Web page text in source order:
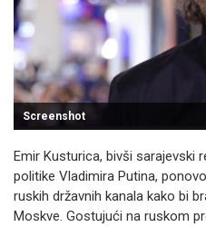
Screenshot
Emir Kusturica, bivši sarajevski
politike Vladimira Putina,
ruskih državnih kanala kako bi
Moskve. Gostujući na ruskom